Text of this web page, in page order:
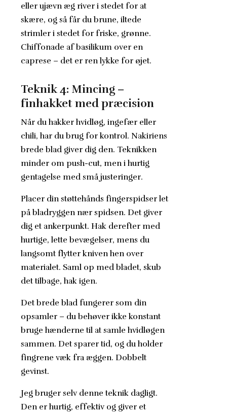
eller ujævn æg river i stedet for at
skære, og så får du brune, iltede
strimler i stedet for friske, grønne.
Chiffonade af basilikum over en
caprese – det er ren lykke for øjet.
Teknik 4: Mincing –
finhakket med præcision
Når du hakker hvidløg, ingefær eller
chili, har du brug for kontrol. Nakiriens
brede blad giver dig den. Teknikken
minder om push-cut, men i hurtig
gentagelse med små justeringer.
Placer din støttehånds fingerspidser let
på bladryggen nær spidsen. Det giver
dig et ankerpunkt. Hak derefter med
hurtige, lette bevægelser, mens du
langsomt flytter kniven hen over
materialet. Saml op med bladet, skub
det tilbage, hak igen.
Det brede blad fungerer som din
opsamler – du behøver ikke konstant
bruge hænderne til at samle hvidløgen
sammen. Det sparer tid, og du holder
fingrene væk fra æggen. Dobbelt
gevinst.
Jeg bruger selv denne teknik dagligt.
Den er hurtig, effektiv og giver et